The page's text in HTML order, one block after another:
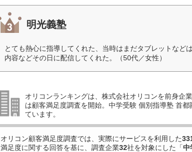
明光義塾
とても熱心に指導してくれた、当時はまだタブレットなど
内容などその日に配信してくれた。（50代／女性）
オリコンランキングは、株式会社オリコンを前身企
は顧客満足度調査を開始。中学受験 個別指導塾 首
ています。
オリコン顧客満足度調査では、実際にサービスを利用した
満足度に関する回答を基に、調査企業32社を対象にした「中